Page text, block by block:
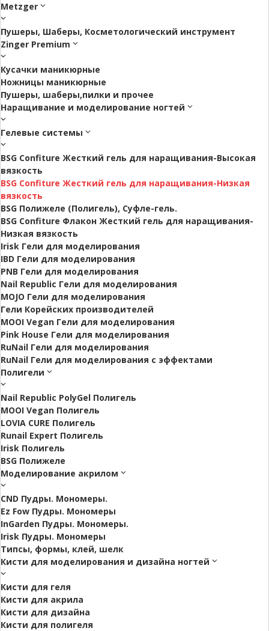
Metzger
Пушеры, Шаберы, Косметологический инструмент
Zinger Premium
Кусачки маникюрные
Ножницы маникюрные
Пушеры, шаберы,пилки и прочее
Наращивание и моделирование ногтей
Гелевые системы
BSG Confiture Жесткий гель для наращивания-Высокая
вязкость
BSG Confiture Жесткий гель для наращивания-Низкая
вязкость
BSG Полижеле (Полигель), Суфле-гель.
BSG Confiture Флакон Жесткий гель для наращивания-
Низкая вязкость
Irisk Гели для моделирования
IBD Гели для моделирования
PNB Гели для моделирования
Nail Republic Гели для моделирования
MOJO Гели для моделирования
Гели Корейских производителей
MOOI Vegan Гели для моделирования
Pink House Гели для моделирования
RuNail Гели для моделирования
RuNail Гели для моделирования с эффектами
Полигели
Nail Republic PolyGel Полигель
MOOI Vegan Полигель
LOVIA CURE Полигель
Runail Expert Полигель
Irisk Полигель
BSG Полижеле
Моделирование акрилом
CND Пудры. Мономеры.
Ez Fow Пудры. Мономеры
InGarden Пудры. Мономеры.
Irisk Пудры. Мономеры
Типсы, формы, клей, шелк
Кисти для моделирования и дизайна ногтей
Кисти для геля
Кисти для акрила
Кисти для дизайна
Кисти для полигеля